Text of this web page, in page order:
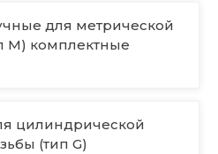
для метрической
М) комплектные
цилиндрической
(тип G)